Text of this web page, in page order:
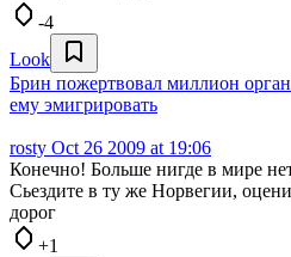
-4
Look
Брин пожертвовал миллион
ему эмигрировать
rosty Oct 26 2009 at 19:06
Конечно! Больше нигде в мире
Сьездите в ту же Норвегии,
дорог
+1